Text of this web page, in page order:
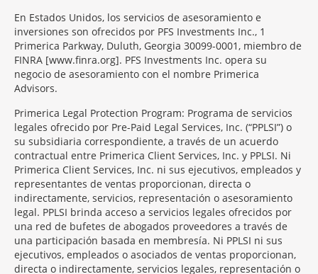
En Estados Unidos, los servicios de asesoramiento e
inversiones son ofrecidos por PFS Investments Inc., 1
Primerica Parkway, Duluth, Georgia 30099-0001, miembro de
FINRA [www.finra.org]. PFS Investments Inc. opera su
negocio de asesoramiento con el nombre Primerica
Advisors.
Primerica Legal Protection Program: Programa de servicios
legales ofrecido por Pre-Paid Legal Services, Inc. (“PPLSI”) o
su subsidiaria correspondiente, a través de un acuerdo
contractual entre Primerica Client Services, Inc. y PPLSI. Ni
Primerica Client Services, Inc. ni sus ejecutivos, empleados y
representantes de ventas proporcionan, directa o
indirectamente, servicios, representación o asesoramiento
legal. PPLSI brinda acceso a servicios legales ofrecidos por
una red de bufetes de abogados proveedores a través de
una participación basada en membresía. Ni PPLSI ni sus
ejecutivos, empleados o asociados de ventas proporcionan,
directa o indirectamente, servicios legales, representación o